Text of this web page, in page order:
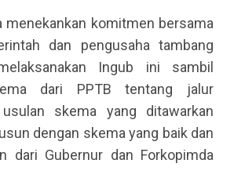
menekankan komitmen bersama
dan pengusaha tambang
Ingub ini sambil
dari PPTB tentang jalur
skema yang ditawarkan
dengan skema yang baik dan
dari Gubernur dan Forkopimda